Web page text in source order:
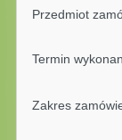
Przedmiot
Termin
Zakres